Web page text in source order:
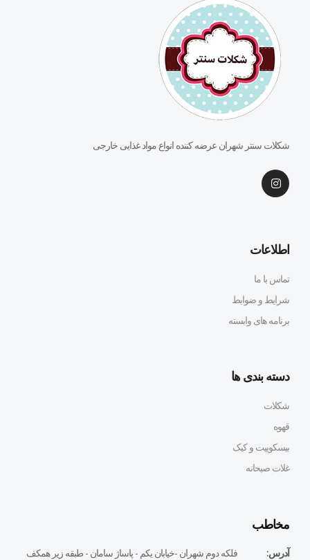
شکلات سنتر شهران عرضه کننده انواع مواد غذایی خارجی
اطلاعات
تماس با ما
شرایط و ضوابط
برنامه های وابسته
دسته بندی ها
شکلات
قهوه
بیسکوییت و کیک
غلات صبحانه
مخاطب
آدرس: فلكه دوم شهران -خيابان يكم - پاساژ سامان - طبقه زير همكف